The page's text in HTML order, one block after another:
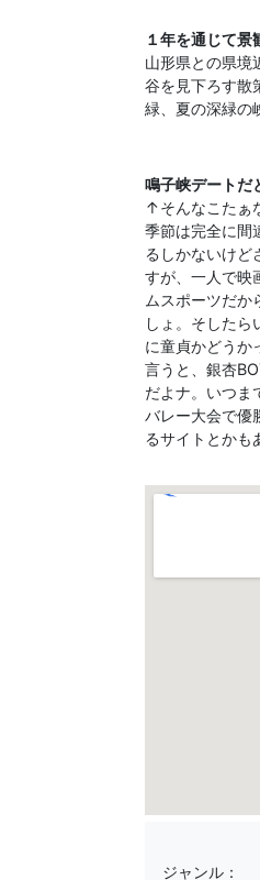
１年を通じて景
山形県との県境
谷を見下ろす散
緑、夏の深緑の
鳴子峡デートだ
↑そんなこたぁ
季節は完全に間
るしかないけど
すが、一人で映
ムスポーツだ
しょ。そした
に童貞かどうか
言うと、銀杏
だよナ。いつま
バレー大会で優
るサイトとかも
ジャンル：